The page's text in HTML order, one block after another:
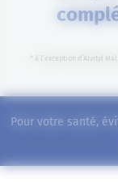
* à l’exception d’Alvityl
Pour votre santé,